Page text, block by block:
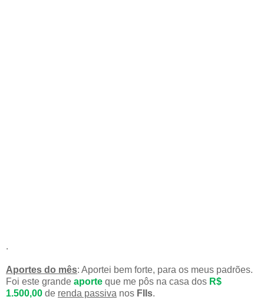
.
Aportes do mês: Aportei bem forte, para os meus padrões.
Foi este grande aporte que me pôs na casa dos R$
1.500,00 de renda passiva nos FIIs.